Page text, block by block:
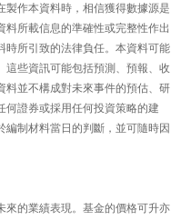
製作本資料時，相信獲得數據源是
所載信息的準確性或完整性作出
時所引致的法律負任。本資料可能
這些資訊可能包括預測、預報、收
料並不構成對未來事件的預估、研
何證券或採用任何投資策略的建
編制材料當日的判斷，並可隨時因
來的業績表現。基金的價格可升亦